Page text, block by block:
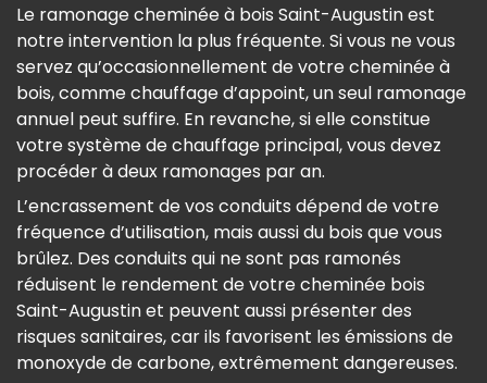
Le ramonage cheminée à bois Saint-Augustin est
notre intervention la plus fréquente. Si vous ne vous
servez qu’occasionnellement de votre cheminée à
bois, comme chauffage d’appoint, un seul ramonage
annuel peut suffire. En revanche, si elle constitue
votre système de chauffage principal, vous devez
procéder à deux ramonages par an.
L’encrassement de vos conduits dépend de votre
fréquence d’utilisation, mais aussi du bois que vous
brûlez. Des conduits qui ne sont pas ramonés
réduisent le rendement de votre cheminée bois
Saint-Augustin et peuvent aussi présenter des
risques sanitaires, car ils favorisent les émissions de
monoxyde de carbone, extrêmement dangereuses.